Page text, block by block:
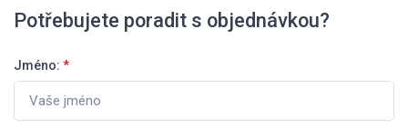
Potřebujete poradit s objednávkou?
Jméno: *